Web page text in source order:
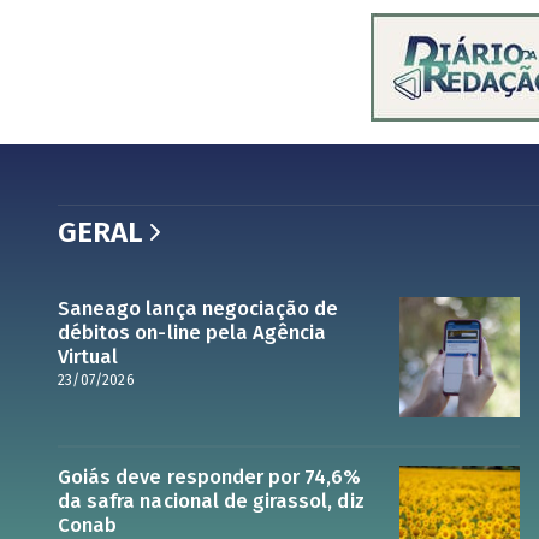
GERAL
Saneago lança negociação de
débitos on-line pela Agência
Virtual
23/07/2026
Goiás deve responder por 74,6%
da safra nacional de girassol, diz
Conab